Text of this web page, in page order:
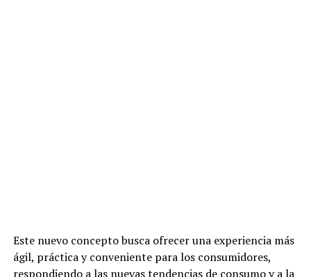
Este nuevo concepto busca ofrecer una experiencia más
ágil, práctica y conveniente para los consumidores,
respondiendo a las nuevas tendencias de consumo y a la